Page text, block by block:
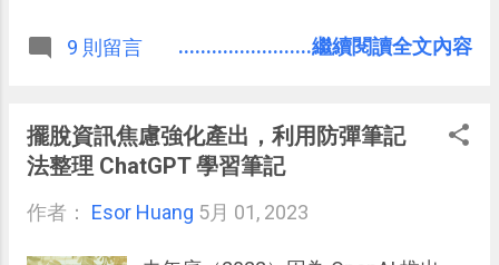
置」同一時間編輯同一則筆記，也無
9 則留言 ........................繼續閱讀全文內容
擺脫資訊焦慮強化產出，利用防彈筆記
法整理 ChatGPT 學習筆記
作者： Esor Huang 5月 01, 2023